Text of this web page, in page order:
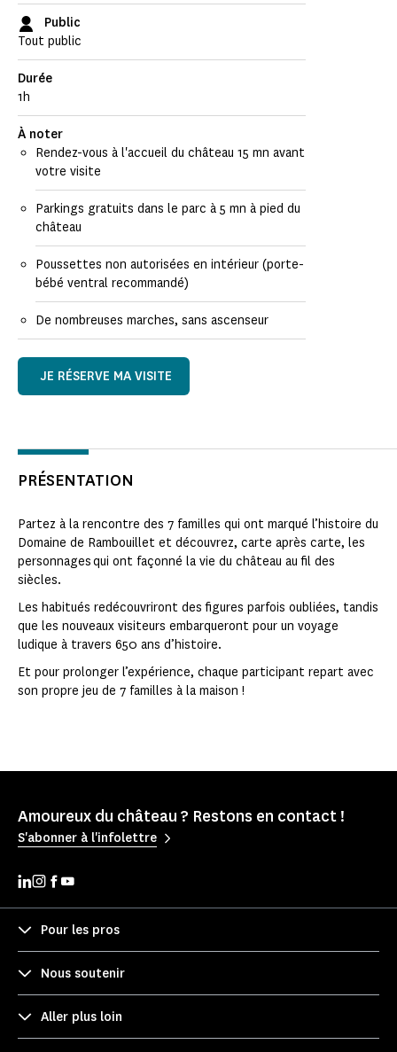
Public
Tout public
Durée
1h
À noter
Rendez-vous à l'accueil du château 15 mn avant
votre visite
Parkings gratuits dans le parc à 5 mn à pied du
château
Poussettes non autorisées en intérieur (porte-
bébé ventral recommandé)
De nombreuses marches, sans ascenseur
JE RÉSERVE MA VISITE
PRÉSENTATION
Partez à la rencontre des 7 familles qui ont marqué l’histoire du
Domaine de Rambouillet et découvrez, carte après carte, les
personnages qui ont façonné la vie du château au fil des
siècles.
Les habitués redécouvriront des figures parfois oubliées, tandis
que les nouveaux visiteurs embarqueront pour un voyage
ludique à travers 650 ans d’histoire.
Et pour prolonger l’expérience, chaque participant repart avec
son propre jeu de 7 familles à la maison !
Amoureux du château ? Restons en contact !
S'abonner à l'infolettre
Pour les pros
Nous soutenir
Aller plus loin